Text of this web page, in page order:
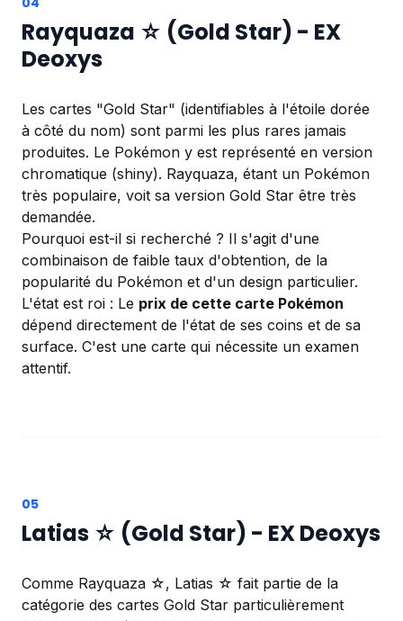
Rayquaza ☆ (Gold Star) - EX
Deoxys
Les cartes "Gold Star" (identifiables à l'étoile dorée
à côté du nom) sont parmi les plus rares jamais
produites. Le Pokémon y est représenté en version
chromatique (shiny). Rayquaza, étant un Pokémon
très populaire, voit sa version Gold Star être très
demandée.
Pourquoi est-il si recherché ? Il s'agit d'une
combinaison de faible taux d'obtention, de la
popularité du Pokémon et d'un design particulier.
L'état est roi : Le prix de cette carte Pokémon
dépend directement de l'état de ses coins et de sa
surface. C'est une carte qui nécessite un examen
attentif.
Latias ☆ (Gold Star) - EX Deoxys
Comme Rayquaza ☆, Latias ☆ fait partie de la
catégorie des cartes Gold Star particulièrement